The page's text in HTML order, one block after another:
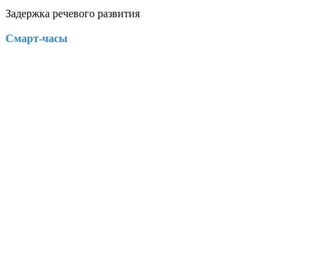
Задержка речевого развития
Смарт-часы